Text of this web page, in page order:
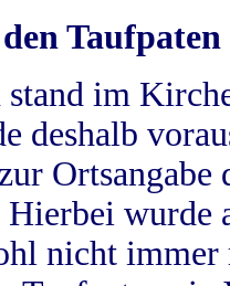
Taufpaten
im
deshalb
Hierbei wurde
nicht